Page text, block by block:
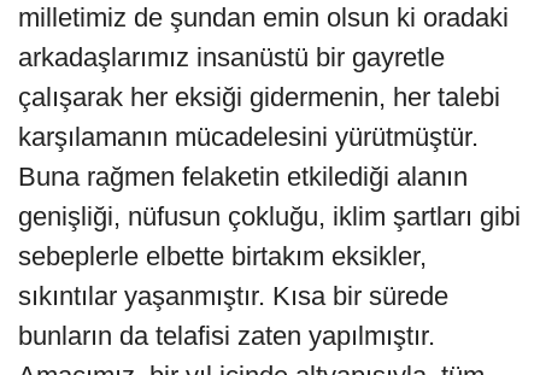
milletimiz de şundan emin olsun ki oradaki
arkadaşlarımız insanüstü bir gayretle
çalışarak her eksiği gidermenin, her talebi
karşılamanın mücadelesini yürütmüştür.
Buna rağmen felaketin etkilediği alanın
genişliği, nüfusun çokluğu, iklim şartları gibi
sebeplerle elbette birtakım eksikler,
sıkıntılar yaşanmıştır. Kısa bir sürede
bunların da telafisi zaten yapılmıştır.